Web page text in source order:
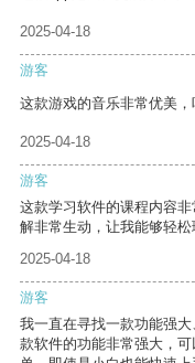
2025-04-18
游客
这款游戏的音乐非常优美，
2025-04-18
游客
这款学习软件的课程内容
解非常生动，让我能够轻松
2025-04-18
游客
我一直在寻找一款功能强
款软件的功能非常强大，